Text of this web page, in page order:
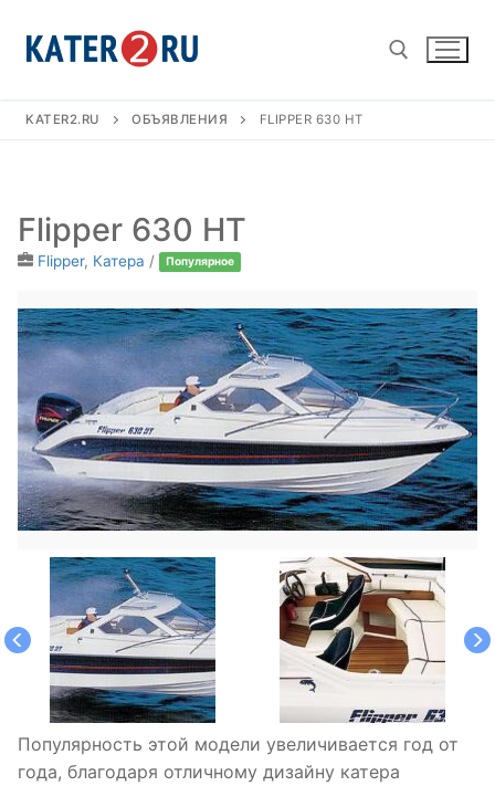
содержимому
KATER2.RU ОБЪЯВЛЕНИЯ FLIPPER 630 HT
Flipper 630 HT
Flipper, Катера / Популярное
Популярность этой модели увеличивается год от
года, благодаря отличному дизайну катера